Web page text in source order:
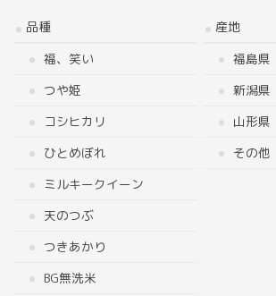
品種
福、笑い
つや姫
コシヒカリ
ひとめぼれ
ミルキークイーン
天のつぶ
つきあかり
BG無洗米
産地
福島県
新潟県
山形県
その他